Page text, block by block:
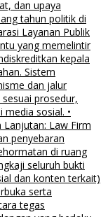
dan upaya
tahun politik di
Layanan Publik
yang memelintir
kepala
Sistem
dan jalur
prosedur,
sosial. •
Lanjutan: Law Firm
penyebaran
di ruang
seluruh bukti
dan konten terkait)
serta
tegas